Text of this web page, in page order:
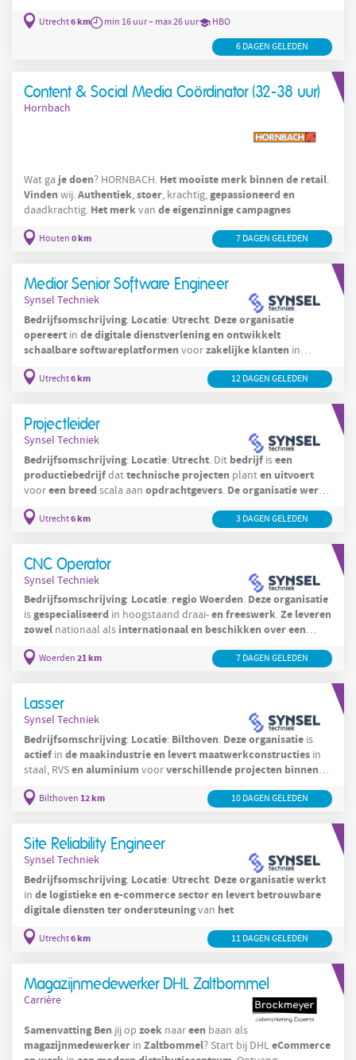
overheidsbeleid
Utrecht6 km min 16 uur – max 26 uur HBO
6 DAGEN GELEDEN
Content & Social Media Coördinator (32-38 uur)
Hornbach
Wat ga jedoen ? HORNBACH. Het mooiste merk binnen de retail.
Vinden wij.Authentiek,stoer, krachtig,gepassioneerd en
daadkrachtig. Het merkvan deeigenzinnigecampagnes
Houten 0 km 7 DAGEN GELEDEN
Medior Senior Software Engineer
Synsel Techniek
Bedrijfsomschrijving: Locatie: Utrecht. Dezeorganisatie
opereert in dedigitaledienstverleningen ontwikkelt
schaalbaresoftwareplatformen voorzakelijke klanten in
diverse
Utrecht6 km 12 DAGEN GELEDEN
Projectleider
Synsel Techniek
Bedrijfsomschrijving: Locatie: Utrecht . Dit bedrijf iseen
productiebedrijfdattechnische projecten planten uitvoert
vooreen breed scala aan opdrachtgevers. Deorganisatiewerkt
Utrecht6 km 3 DAGEN GELEDEN
CNC Operator
Synsel Techniek
Bedrijfsomschrijving: Locatie: regioWoerden. Dezeorganisatie
isgespecialiseerd in hoogstaand draai-en freeswerk.Ze leveren
zowel nationaal als internationaalen beschikken overeen
Woerden 21 km 7 DAGEN GELEDEN
Lasser
Synsel Techniek
Bedrijfsomschrijving: Locatie: Bilthoven. Dezeorganisatie is
actief in de maakindustrieen levert maatwerkconstructies in
staal, RVSen aluminium voorverschillende projecten binnen
de
Bilthoven 12 km 10 DAGEN GELEDEN
Site Reliability Engineer
Synsel Techniek
Bedrijfsomschrijving: Locatie: Utrecht. Dezeorganisatiewerkt
in de logistiekeen e-commercesectoren levert betrouwbare
digitalediensten terondersteuningvan het
Utrecht6 km 11 DAGEN GELEDEN
Magazijnmedewerker DHL Zaltbommel
Carrière
Samenvatting Ben jij op zoek naareen baan als
magazijnmedewerker in Zaltbommel? Start bij DHLeCommerce